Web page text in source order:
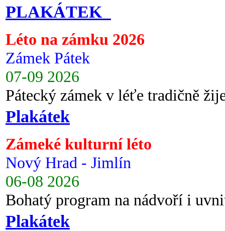
PLAKÁTEK
Léto na zámku 2026
Zámek Pátek
07-09 2026
Pátecký zámek v léťe tradičně
Plakátek
Zámeké kulturní léto
Nový Hrad - Jimlín
06-08 2026
Bohatý program na nádvoří i
Plakátek